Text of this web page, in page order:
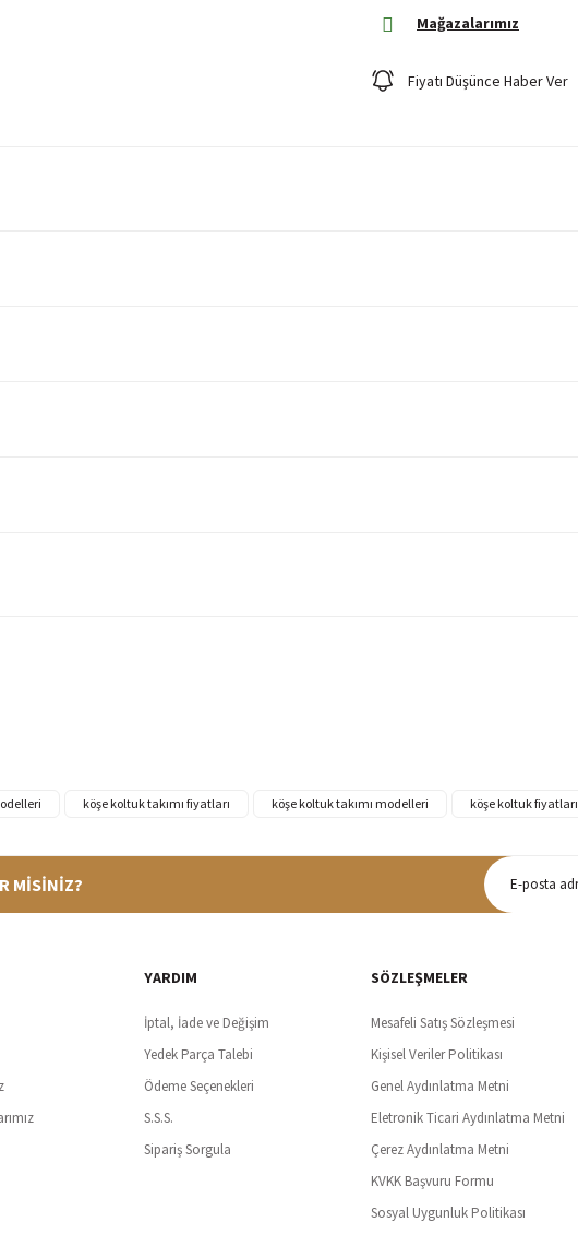
Mağazalarımız
Fiyatı Düşünce Haber Ver
8.299,90 TL
köşe koltuk takımı fiyatları köşe koltuk takımı modelleri köşe koltuk fiyatları
SSl sertifikası ve 3D ödeme ile bilgileriniz güvende
Tüm ürünlerde ücretsiz teslimat
MİSİNİZ?
YARDIM
İptal, İade ve Değişim
Yedek Parça Talebi
Ödeme Seçenekleri
S.S.S.
Sipariş Sorgula
SÖZLEŞMELER
Mesafeli Satış Sözleşmesi
Kişisel Veriler Politikası
Genel Aydınlatma Metni
Eletronik Ticari Aydınlatma Metni
Çerez Aydınlatma Metni
KVKK Başvuru Formu
Sosyal Uygunluk Politikası